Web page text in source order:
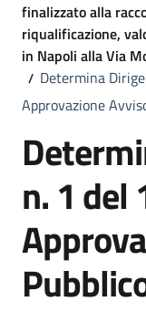
finalizzato alla
riqualificazione,
in Napoli alla Via
Determina
Approvazione
n. 1